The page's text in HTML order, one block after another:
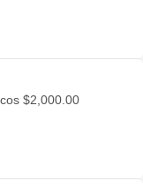
$2,000.00